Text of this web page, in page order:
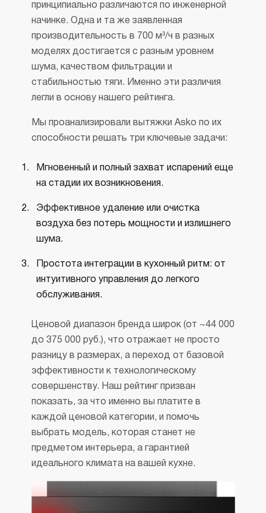
принципиально различаются по инженерной
начинке. Одна и та же заявленная
производительность в 700 м³/ч в разных
моделях достигается с разным уровнем
шума, качеством фильтрации и
стабильностью тяги. Именно эти различия
легли в основу нашего рейтинга.
Мы проанализировали вытяжки Asko по их
способности решать три ключевые задачи:
Мгновенный и полный захват испарений еще
на стадии их возникновения.
Эффективное удаление или очистка
воздуха без потерь мощности и излишнего
шума.
Простота интеграции в кухонный ритм: от
интуитивного управления до легкого
обслуживания.
Ценовой диапазон бренда широк (от ~44 000
до 375 000 руб.), что отражает не просто
разницу в размерах, а переход от базовой
эффективности к технологическому
совершенству. Наш рейтинг призван
показать, за что именно вы платите в
каждой ценовой категории, и помочь
выбрать модель, которая станет не
предметом интерьера, а гарантией
идеального климата на вашей кухне.